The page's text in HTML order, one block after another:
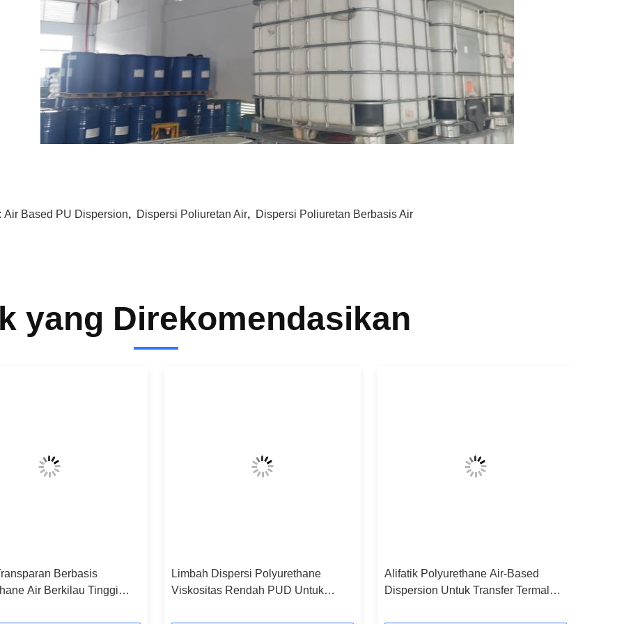
Air Based PU Dispersion, Dispersi Poliuretan Air, Dispersi Poliuretan Berbasis Air
yang Direkomendasikan
Berbasis
Air Berkilau Tinggi
Limbah Dispersi Polyurethane
Viskositas Rendah PUD Untuk
Alifatik Polyurethane Air-Based
Dispersion Untuk Transfer Termal